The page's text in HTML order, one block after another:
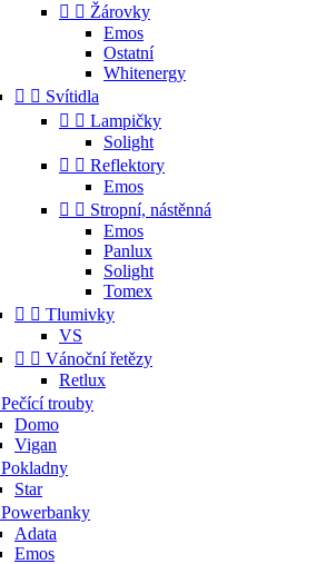
  Žárovky
Emos
Ostatní
Whitenergy
  Svítidla
  Lampičky
Solight
  Reflektory
Emos
  Stropní, nástěnná
Emos
Panlux
Solight
Tomex
  Tlumivky
VS
  Vánoční řetězy
Retlux
Pečící trouby
Domo
Vigan
Pokladny
Star
Powerbanky
Adata
Emos